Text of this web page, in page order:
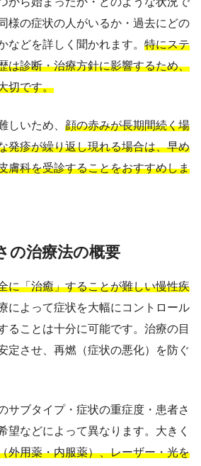
様の症状の人がいるか・過去にどの
などを詳しく聞かれます。 特にステ
は診断・治療方針に影響するため、
切です。
しいため、 顔の赤みが長期間続く場
発疹が繰り返し現れる場合は、早め
膚科を受診することをおすすめしま
の治療法の概要
に「治癒」することが難しい慢性疾
によって症状を大幅にコントロール
ることは十分に可能です。治療の目
定させ、再燃（症状の悪化）を防ぐ
サブタイプ・症状の重症度・患者さ
望などによって異なります。大きく
外用薬・内服薬）、レーザー・光を